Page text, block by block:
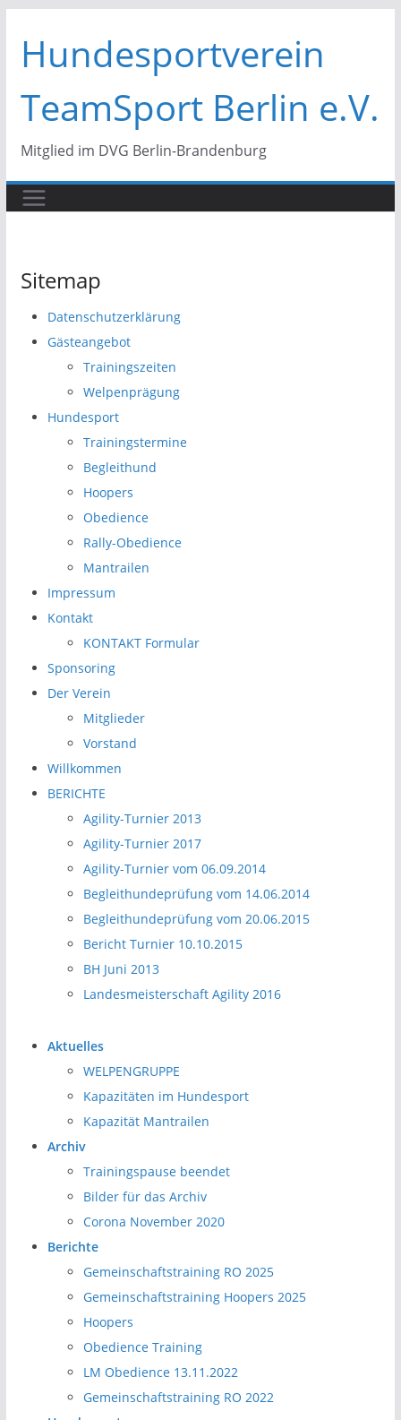
Inhalt
springen
Hundesportverein
TeamSport Berlin e.V.
Mitglied im DVG Berlin-Brandenburg
Sitemap
Datenschutzerklärung
Gästeangebot
Trainingszeiten
Welpenprägung
Hundesport
Trainingstermine
Begleithund
Hoopers
Obedience
Rally-Obedience
Mantrailen
Impressum
Kontakt
KONTAKT Formular
Sponsoring
Der Verein
Mitglieder
Vorstand
Willkommen
BERICHTE
Agility-Turnier 2013
Agility-Turnier 2017
Agility-Turnier vom 06.09.2014
Begleithundeprüfung vom 14.06.2014
Begleithundeprüfung vom 20.06.2015
Bericht Turnier 10.10.2015
BH Juni 2013
Landesmeisterschaft Agility 2016
Aktuelles
WELPENGRUPPE
Kapazitäten im Hundesport
Kapazität Mantrailen
Archiv
Trainingspause beendet
Bilder für das Archiv
Corona November 2020
Berichte
Gemeinschaftstraining RO 2025
Gemeinschaftstraining Hoopers 2025
Hoopers
Obedience Training
LM Obedience 13.11.2022
Gemeinschaftstraining RO 2022